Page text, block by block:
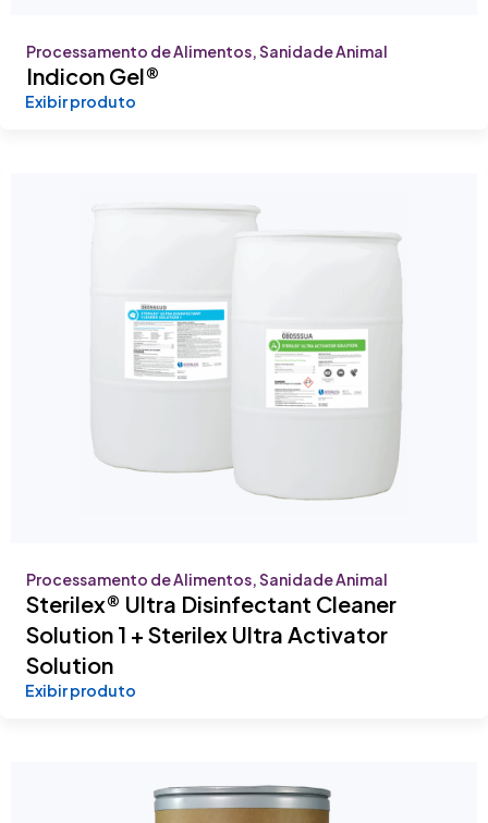
Processamento de Alimentos, Sanidade Animal
Indicon Gel®
Exibir produto
Processamento de Alimentos, Sanidade Animal
Sterilex® Ultra Disinfectant Cleaner
Solution 1 + Sterilex Ultra Activator
Solution
Exibir produto